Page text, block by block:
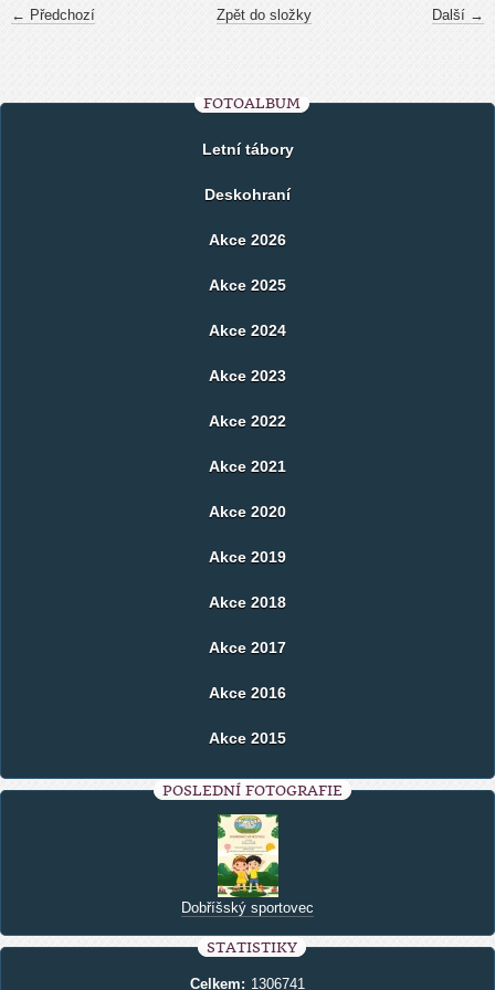
← Předchozí Další →
Zpět do složky
FOTOALBUM
Letní tábory
Deskohraní
Akce 2026
Akce 2025
Akce 2024
Akce 2023
Akce 2022
Akce 2021
Akce 2020
Akce 2019
Akce 2018
Akce 2017
Akce 2016
Akce 2015
POSLEDNÍ FOTOGRAFIE
Dobříšský sportovec
STATISTIKY
Celkem: 1306741